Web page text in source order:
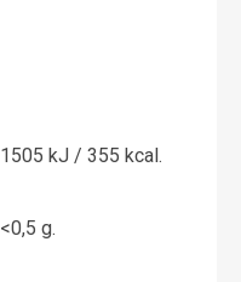
1505 kJ / 355 kcal.
<0,5 g.